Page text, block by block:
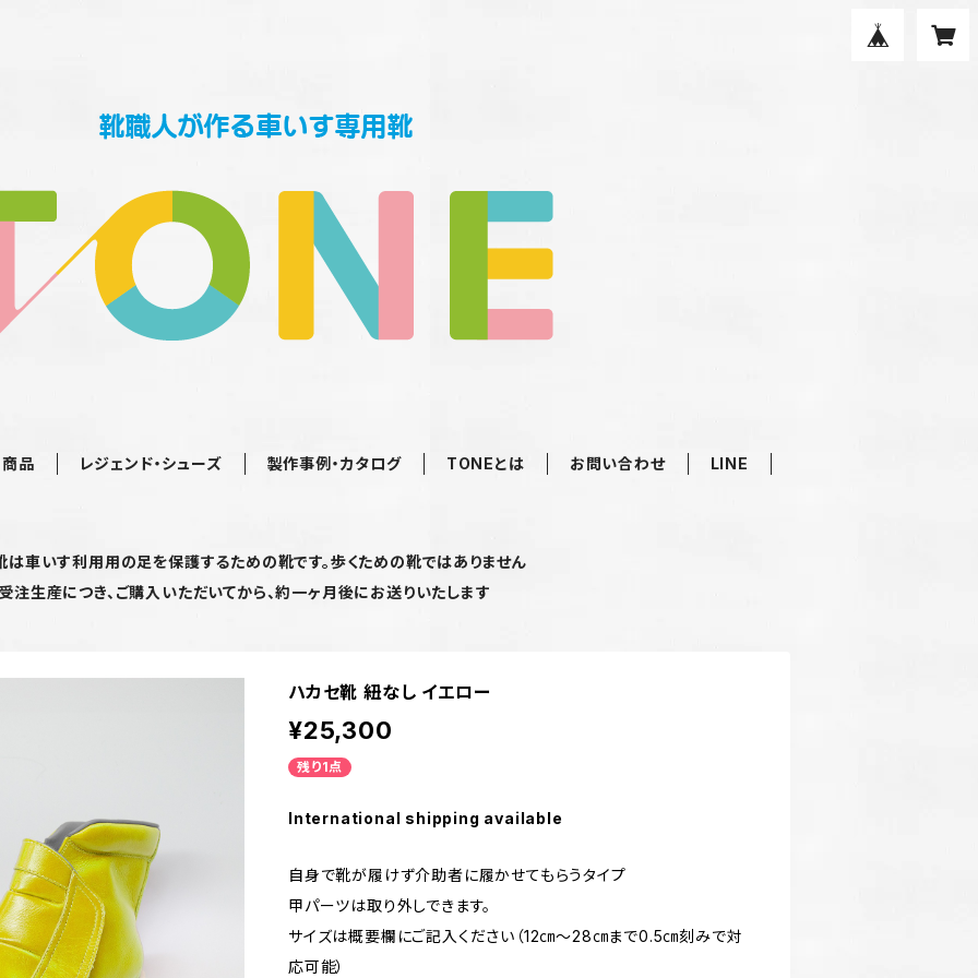
品 レジェンド・シューズ 製作事例・カタログ TONEとは お問い合わせ LINE
は車いす利用用の足を保護するための靴です。歩くための靴ではありません
注生産につき、ご購入いただいてから、約一ヶ月後にお送りいたします
ハカセ靴 紐なし イエロー
¥25,300
残り1点
International shipping available
自身で靴が履けず介助者に履かせてもらうタイプ
甲パーツは取り外しできます。
サイズは概要欄にご記入ください（12㎝〜28㎝まで0.5㎝刻みで対
応可能）